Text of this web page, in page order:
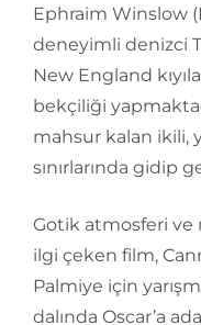
Ephraim Winslow
deneyimli denizci
New England
bekçiliği
mahsur kalan ikili,
sınırlarında gidip
Gotik atmosferi
ilgi çeken film,
Palmiye için
dalında Oscar’a